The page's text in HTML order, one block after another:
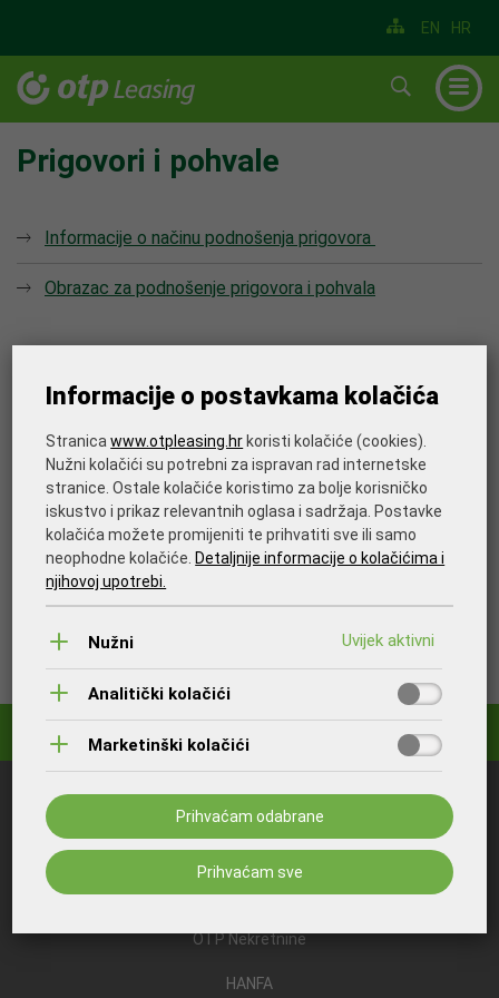
HR
EN
▼
Prigovori i pohvale
Informacije o načinu podnošenja prigovora
Obrazac za podnošenje prigovora i pohvala
Što bi vas još moglo zanimati:
OTP Banka
OTP Invest
OTP Nekretnine
HANFA
Informacije o postavkama kolačića
Stranicawww.otpleasing.hr koristi kolačiće (cookies).
Nužni kolačići su potrebni za ispravan rad internetske
stranice. Ostale kolačiće koristimo za bolje korisničko
iskustvo i prikaz relevantnih oglasa i sadržaja. Postavke
kolačića možete promijeniti te prihvatiti sve ili samo
neophodne kolačiće. Detaljnije informacije o kolačićima i
njihovoj upotrebi.
Nužni
Analitički kolačići
Marketinški kolačići
Prihvaćam odabrane
Prihvaćam sve